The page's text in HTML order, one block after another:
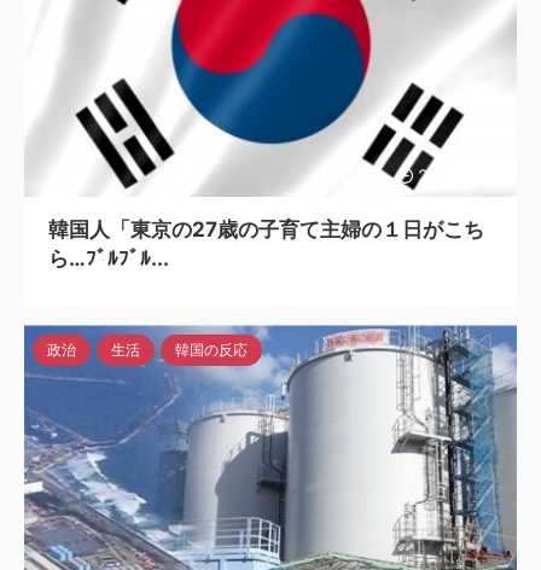
2023/7/12
韓国人「東京の27歳の子育て主婦の１日がこち
ら…ﾌﾞﾙﾌﾞﾙ...
政治 生活 韓国の反応